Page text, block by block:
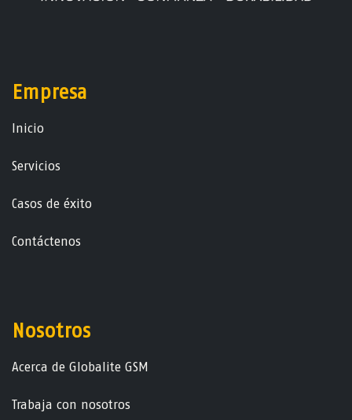
Empresa
Ini​ci​o
Servicios
Casos de éxito
Contáctenos
Nosotros
Acerca de Globalite GSM
Trabaja con nosotros